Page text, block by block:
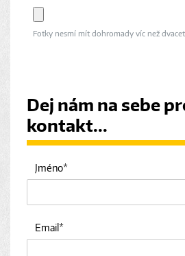
Fotky nesmí mít dohromady víc než dvacet
Dej nám na sebe
kontakt...
Jméno
Email